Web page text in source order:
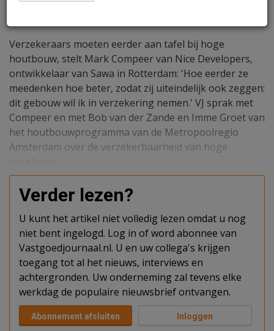
Verzekeraars moeten eerder aan tafel bij hoge
houtbouw, stelt Mark Compeer van Nice Developers,
ontwikkelaar van Sawa in Rotterdam: 'Hoe eerder ze
meedenken hoe beter, zodat zij uiteindelijk ook zeggen:
dit gebouw wil ik in verzekering nemen.' VJ sprak met
Compeer en met Bob van der Zande en Imme Groet van
het houtbouwprogramma van de Metropoolregio
Amsterdam over de verzekerbaarheid van hoge
Verder lezen?
U kunt het artikel niet volledig lezen omdat u nog
niet bent ingelogd. Log in of word abonnee van
Vastgoedjournaal.nl. U en uw collega's krijgen
toegang tot al het nieuws, interviews en
achtergronden. Uw onderneming zal tevens elke
werkdag de populaire nieuwsbrief ontvangen.
Abonnement afsluiten Inloggen